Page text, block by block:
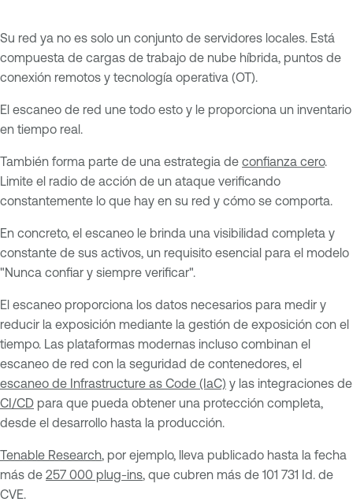
Su red ya no es solo un conjunto de servidores locales. Está
compuesta de cargas de trabajo de nube híbrida, puntos de
conexión remotos y tecnología operativa (OT).
El escaneo de red une todo esto y le proporciona un inventario
en tiempo real.
También forma parte de una estrategia de confianza cero.
Limite el radio de acción de un ataque verificando
constantemente lo que hay en su red y cómo se comporta.
En concreto, el escaneo le brinda una visibilidad completa y
constante de sus activos, un requisito esencial para el modelo
"Nunca confiar y siempre verificar".
El escaneo proporciona los datos necesarios para medir y
reducir la exposición mediante la gestión de exposición con el
tiempo. Las plataformas modernas incluso combinan el
escaneo de red con la seguridad de contenedores, el
escaneo de Infrastructure as Code (IaC) y las integraciones de
CI/CD para que pueda obtener una protección completa,
desde el desarrollo hasta la producción.
Tenable Research , por ejemplo, lleva publicado hasta la fecha
más de 257 000 plug-ins , que cubren más de 101 731 Id. de
CVE.